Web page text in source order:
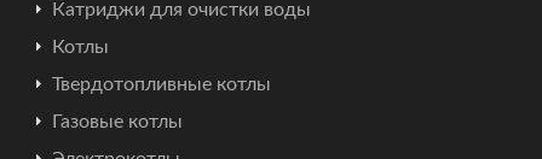
Катриджи для очистки воды
Котлы
Твердотопливные котлы
Газовые котлы